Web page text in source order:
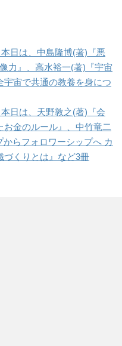
日は、中島隆博(著)『悪
』、高水裕一(著)『宇宙
宙で共通の教養を身につ
日は、天野敦之(著)『会
金のルール』、中竹竜二
らフォロワーシップへ カ
づくりとは』など3冊